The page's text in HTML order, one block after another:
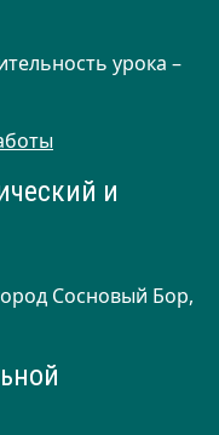
урока –
и
Сосновый Бор,